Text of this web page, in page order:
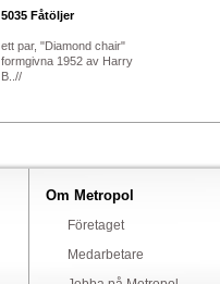
5035 Fåtöljer
ett par, "Diamond chair"
formgivna 1952 av Harry
B..//
Om Metropol
Företaget
Medarbetare